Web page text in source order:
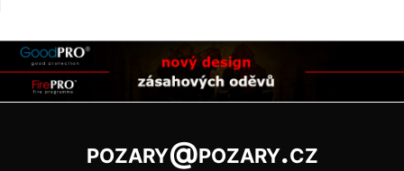
pozary@pozary.cz